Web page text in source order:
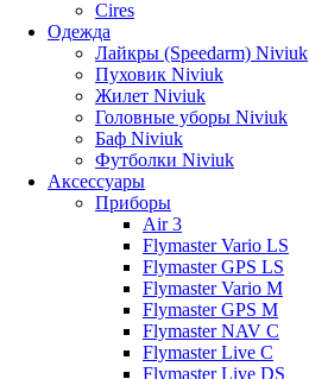
Cires
Одежда
Лайкры (Speedarm) Niviuk
Пуховик Niviuk
Жилет Niviuk
Головные уборы Niviuk
Баф Niviuk
Футболки Niviuk
Аксессуары
Приборы
Air 3
Flymaster Vario LS
Flymaster GPS LS
Flymaster Vario M
Flymaster GPS M
Flymaster NAV C
Flymaster Live C
Flymaster Live DS